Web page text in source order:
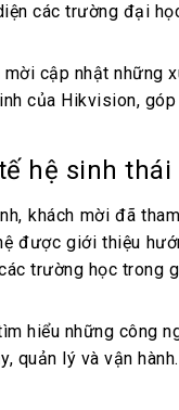
các trường đại
cập nhật những
của Hikvision,
hệ sinh
khách mời đã
được giới thiệu
trường học trong
hiểu những công
quản lý và vận hành.